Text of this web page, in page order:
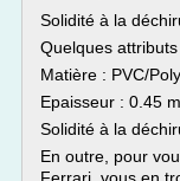
Solidité à la
Quelques
Matière : PVC/
Epaisseur : 0.45
Solidité à la
En outre, pour